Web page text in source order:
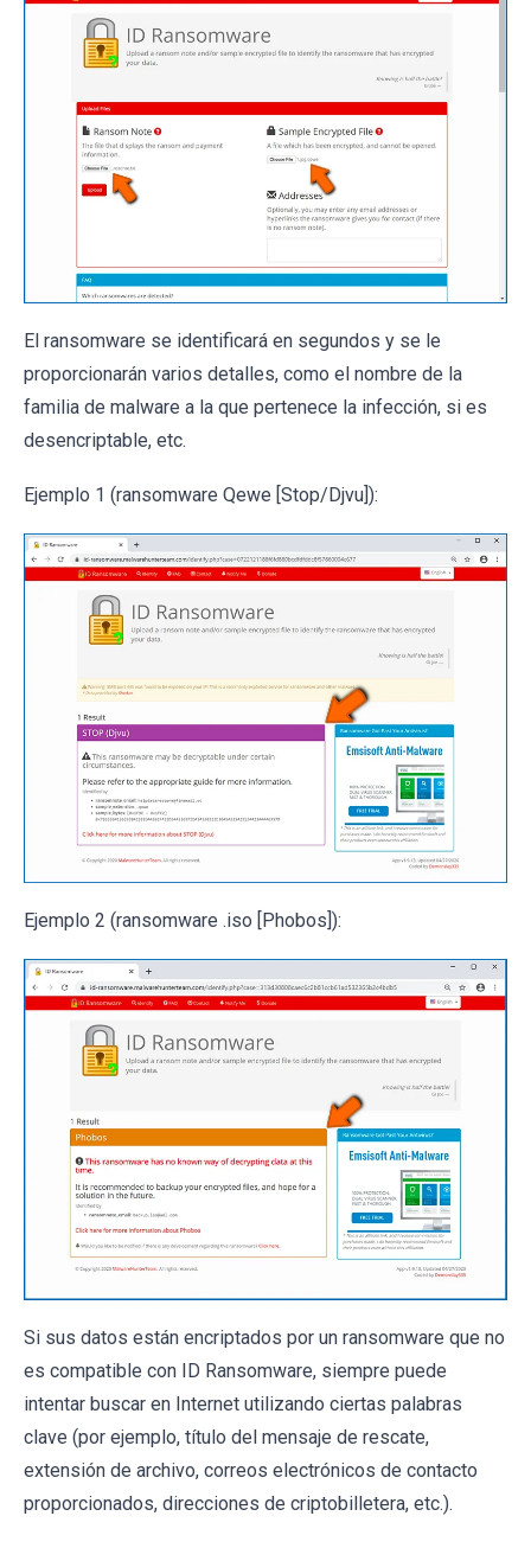
El ransomware se identificará en segundos y se le
proporcionarán varios detalles, como el nombre de la
familia de malware a la que pertenece la infección, si es
desencriptable, etc.
Ejemplo 1 (ransomware Qewe [Stop/Djvu]):
Ejemplo 2 (ransomware .iso [Phobos]):
Si sus datos están encriptados por un ransomware que no
es compatible con ID Ransomware, siempre puede
intentar buscar en Internet utilizando ciertas palabras
clave (por ejemplo, título del mensaje de rescate,
extensión de archivo, correos electrónicos de contacto
proporcionados, direcciones de criptobilletera, etc.).